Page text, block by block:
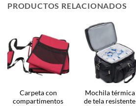
PRODUCTOS RELACIONADOS
Carpeta con
compartimentos
Mochila térmica
de tela resistente